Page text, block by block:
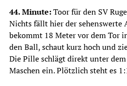
44. Minute:Toor für den SV
Nichts fällt hier der sehenswerte
bekommt 18 Meter vor dem Tor
den Ball, schaut kurz hoch und
Die Pille schlägt direkt unter
Maschen ein. Plötzlich steht es